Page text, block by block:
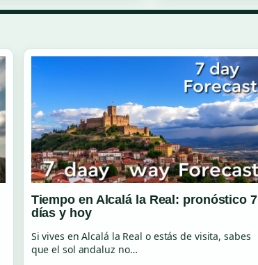
Tiempo en Alcalá la Real: pronóstico 7
días y hoy
Si vives en Alcalá la Real o estás de visita, sabes
que el sol andaluz no…